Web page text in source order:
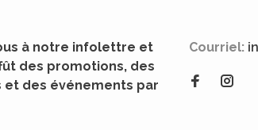
à notre infolettre et
des promotions, des
et des événements par
Courriel: